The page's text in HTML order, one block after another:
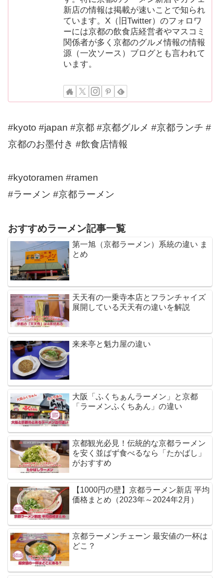
新店の情報は掲載が速いことで知られ
ています。X（旧Twitter）のフォロワ
ーには京都の飲食店経営者やマスコミ
関係者が多く京都のグルメ情報の情報
源（一次ソース）ブログとも言われて
います。
#kyoto #japan #京都 #京都グルメ #京都ランチ #
京都のお墨付き #飲食店情報
#kyotoramen #ramen
#ラーメン #京都ラーメン
おすすめラーメン記事一覧
第一旭（京都ラーメン）系統の違い ま
とめ
天天有の一乗寺本店とフランチャイズ
展開している天天有の違いを解説
来来亭と魁力屋の違い
大阪「ふくちぁんラーメン」と京都
「ラーメンふくちあん」の違い
京都観光必見！伝統的な京都ラーメン
を安く並ばず食べるなら「たかばし」
がおすすめ
【1000円の壁】京都ラーメン新店 平均
価格まとめ（2023年～2024年2月）
京都ラーメンチェーン 最安値の一杯は
どこ？